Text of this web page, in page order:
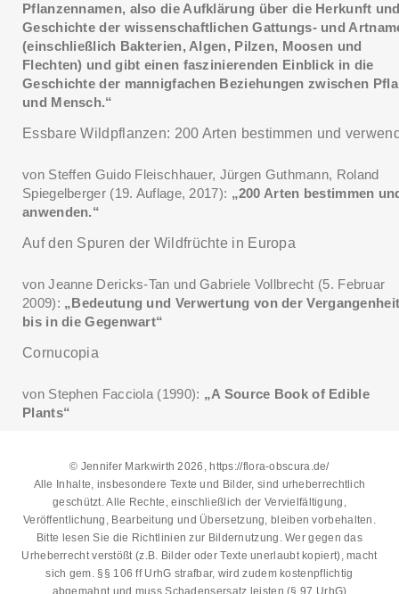
Pflanzennamen, also die Aufklärung über die Herkunft
Geschichte der wissenschaftlichen Gattungs- und
(einschließlich Bakterien, Algen, Pilzen, Moosen und
Flechten) und gibt einen faszinierenden Einblick in die
Geschichte der mannigfachen Beziehungen zwischen
und Mensch.“
Essbare Wildpflanzen: 200 Arten bestimmen und
von Steffen Guido Fleischhauer, Jürgen Guthmann, Roland
Spiegelberger (19. Auflage, 2017): „200 Arten bestimmen
anwenden.“
Auf den Spuren der Wildfrüchte in Europa
von Jeanne Dericks-Tan und Gabriele Vollbrecht (5. Februar
2009): „Bedeutung und Verwertung von der
bis in die Gegenwart“
Cornucopia
von Stephen Facciola (1990): „A Source Book of Edible
Plants“
© Jennifer Markwirth 2026, https://flora-obscura.de/
Alle Inhalte, insbesondere Texte und Bilder, sind urheberrechtlich
geschützt. Alle Rechte, einschließlich der Vervielfältigung,
Veröffentlichung, Bearbeitung und Übersetzung, bleiben vorbehalten.
Bitte lesen Sie die Richtlinien zur Bildernutzung . Wer gegen das
Urheberrecht verstößt (z.B. Bilder oder Texte unerlaubt kopiert), macht
sich gem. §§ 106 ff UrhG strafbar, wird zudem kostenpflichtig
abgemahnt und muss Schadensersatz leisten (§ 97 UrhG)